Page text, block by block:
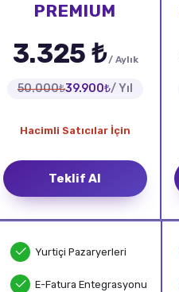
PREMIUM
3.325 ₺ / Aylık
50.000₺39.900₺/ Yıl
Hacimli Satıcılar İçin
Teklif Al
Yurtiçi Pazaryerleri
E-Fatura Entegrasyonu